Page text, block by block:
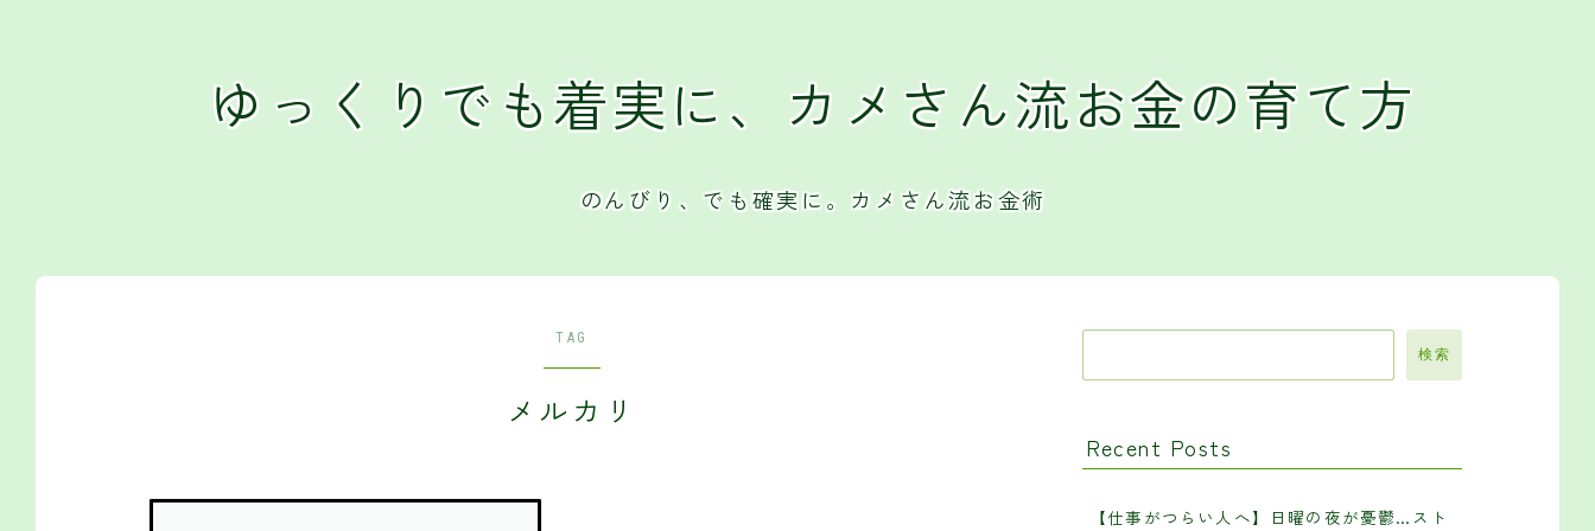
ゆっくりでも着実に、カメさん流お金の育て方
のんびり、でも確実に。カメさん流お金術
TAG
メルカリ
検索
Recent Posts
【仕事がつらい人へ】日曜の夜が憂鬱…スト